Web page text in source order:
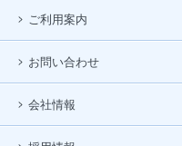
ご利用案内
お問い合わせ
会社情報